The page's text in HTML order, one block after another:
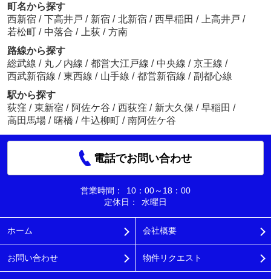
町名から探す
西新宿 / 下高井戸 / 新宿 / 北新宿 / 西早稲田 / 上高井戸 /
若松町 / 中落合 / 上荻 / 方南
路線から探す
総武線 / 丸ノ内線 / 都営大江戸線 / 中央線 / 京王線 /
西武新宿線 / 東西線 / 山手線 / 都営新宿線 / 副都心線
駅から探す
荻窪 / 東新宿 / 阿佐ケ谷 / 西荻窪 / 新大久保 / 早稲田 /
高田馬場 / 曙橋 / 牛込柳町 / 南阿佐ケ谷
電話でお問い合わせ
営業時間：
10：00～18：00
定休日：
水曜日
ホーム 会社概要
お問い合わせ 物件リクエスト